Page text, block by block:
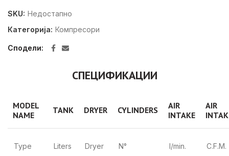
SKU: Недостапно
Категорија: Компресори
Сподели
СПЕЦИФИКАЦИИ
MODEL
NAME
TANK DRYER CYLINDERS
AIR
INTAKE
AIR
Type Liters Dryer N° l/min. C.F.M.